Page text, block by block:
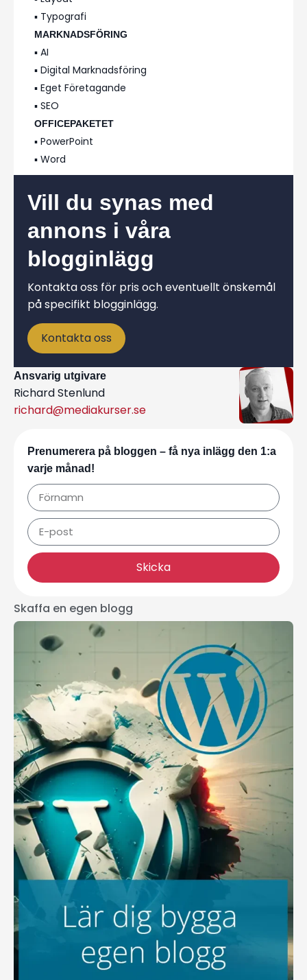
▪️ Typografi
MARKNADSFÖRING
▪️ AI
▪️ Digital Marknadsföring
▪️ Eget Företagande
▪️ SEO
OFFICEPAKETET
▪️ PowerPoint
▪️ Word
Vill du synas med
annons i våra
blogginlägg
Kontakta oss för pris och eventuellt önskemål
på specifikt blogginlägg.
Kontakta oss
Ansvarig utgivare
Richard Stenlund
richard@mediakurser.se
Prenumerera på bloggen – få nya inlägg den 1:a
varje månad!
Skicka
Skaffa en egen blogg